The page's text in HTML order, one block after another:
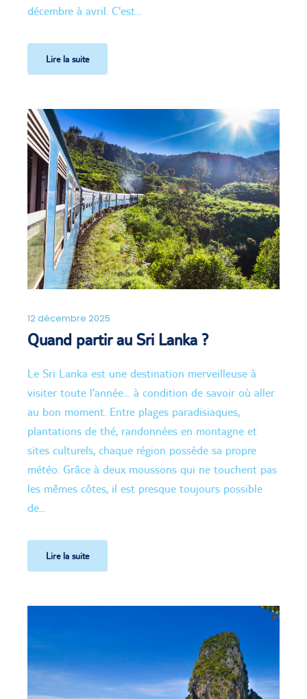
décembre à avril. C'est...
Lire la suite
12 décembre 2025
Quand partir au Sri Lanka ?
Le Sri Lanka est une destination merveilleuse à
visiter toute l’année… à condition de savoir où aller
au bon moment. Entre plages paradisiaques,
plantations de thé, randonnées en montagne et
sites culturels, chaque région possède sa propre
météo. Grâce à deux moussons qui ne touchent pas
les mêmes côtes, il est presque toujours possible
de...
Lire la suite